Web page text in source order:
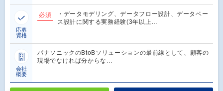
応募
資格
必須
・データモデリング、データフロー設計、データベー
ス設計に関する実務経験(3年以上…
会社
概要
パナソニックのBtoBソリューションの最前線として、顧客の
現場でなければ分からな…